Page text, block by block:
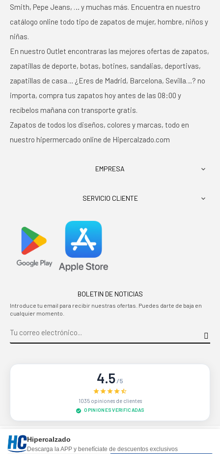
Smith, Pepe Jeans, … y muchas más. Encuentra en nuestro
catálogo online todo tipo de zapatos de mujer, hombre, niños y
niñas.
En nuestro Outlet encontraras las mejores ofertas de zapatos,
zapatillas de deporte, botas, botines, sandalias, deportivas,
zapatillas de casa… ¿Eres de Madrid, Barcelona, Sevilla…? no
importa, compra tus zapatos hoy antes de las 08:00 y
recíbelos mañana con transporte gratis.
Zapatos de todos los diseños, colores y marcas, todo en
nuestro hipermercado online de Hipercalzado.com
EMPRESA 
SERVICIO CLIENTE 
BOLETIN DE NOTICIAS
Introduce tu email para recibir nuestras ofertas. Puedes darte de baja en
cualquier momento.
4.5/5
1035 opiniones de clientes
OPINIONES VERIFICADAS
Sitio protegido por reCAPTCHA.
Hipercalzado
Descarga la APP y benefíciate de descuentos exclusivos